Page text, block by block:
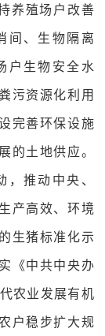
养殖场户改善
间、生物隔离
户生物安全水
污资源化利用
完善环保设施
的土地供应。
推动中央、
产高效、环境
生猪标准化示
《中共中央办
农业发展有机
户稳步扩大规